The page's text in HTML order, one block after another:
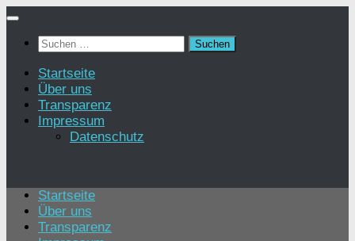
Zum
springenSuchen
Startseite
Über uns
Transparenz
Impressum
Datenschutz
Startseite
Über uns
Transparenz